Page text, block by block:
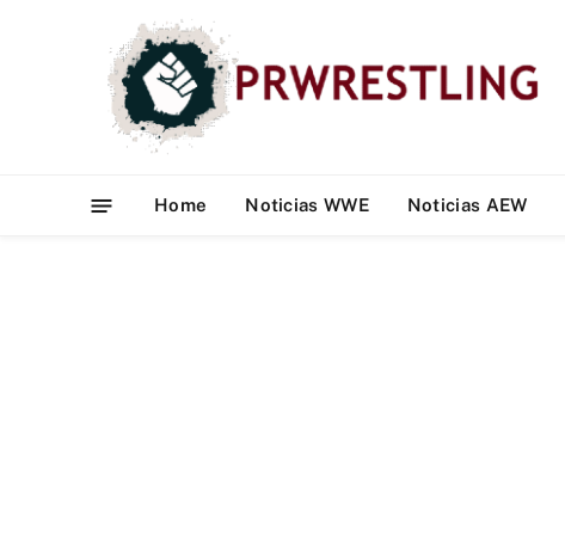
Home Noticias WWE Noticias AEW